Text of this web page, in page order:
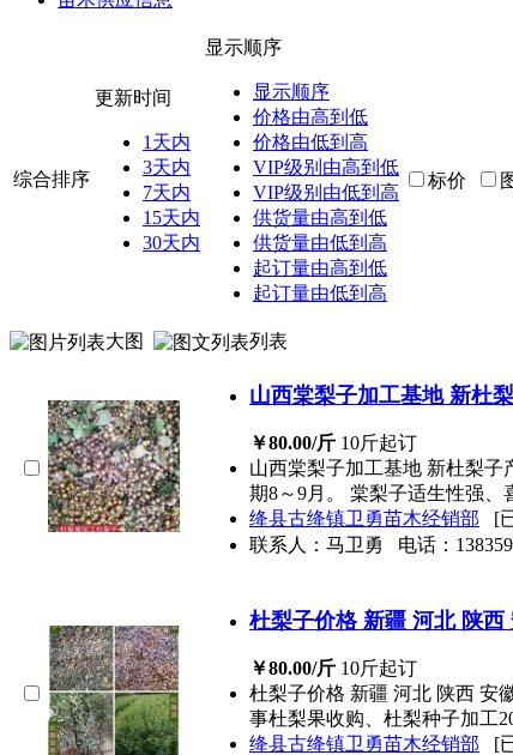
综合排序
更新时间
1天内
3天内
7天内
15天内
30天内
显示顺序
显示顺序
价格由高到低
价格由低到高
VIP级别由高到低
VIP级别由低到高
供货量由高到低
供货量由低到高
起订量由高到低
起订量由低到高
标价
大图 列表
山西棠梨子加工基地 新杜
￥80.00/斤 10斤起订
山西棠梨子加工基地 新杜梨子
期8～9月。 棠梨子适生性强、
绛县古绛镇卫勇苗木经销部
[
联系人：马卫勇
电话：
杜梨子价格 新疆 河北 陕
￥80.00/斤 10斤起订
杜梨子价格 新疆 河北 陕西 安
事杜梨果收购、杜梨种子加工
绛县古绛镇卫勇苗木经销部
[